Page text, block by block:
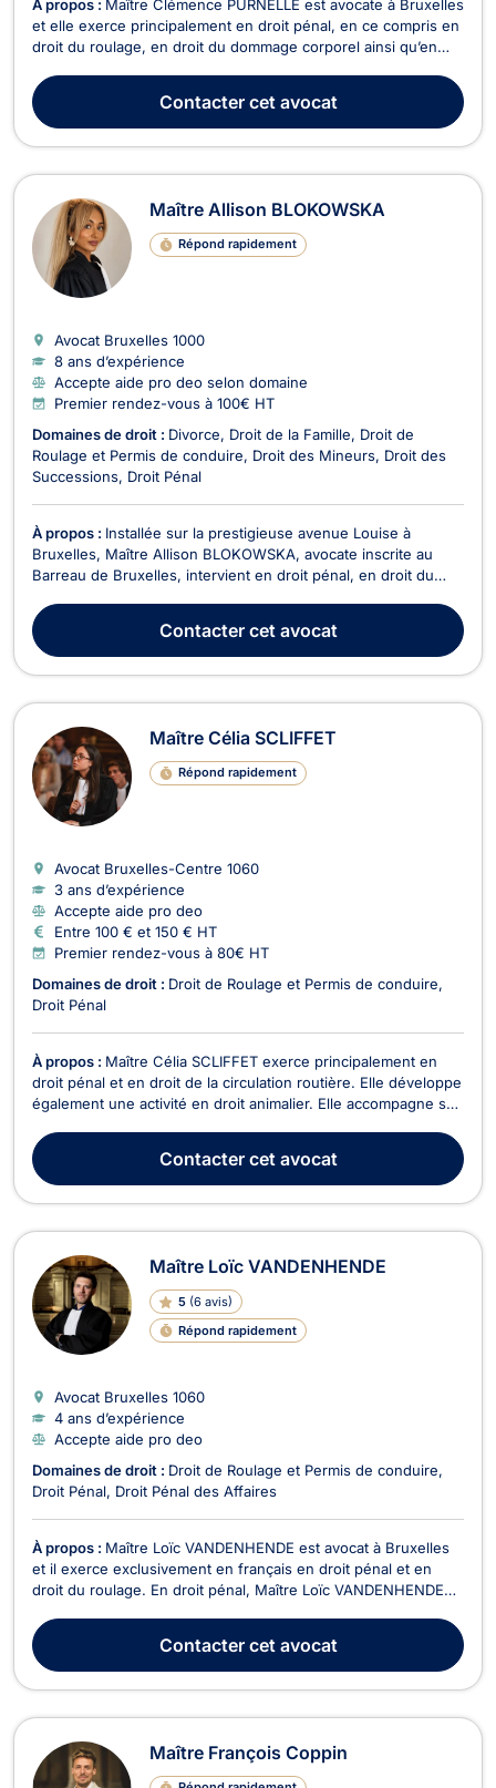
À propos : Maître Clémence PURNELLE est avocate à Bruxelles
et elle exerce principalement en droit pénal, en ce compris en
droit du roulage, en droit du dommage corporel ainsi qu’en
représente devant le Tribunal correctionnel, la Cour d'Appel
ou encore devant la Cour d'Assises...
Contactercet avocat
Maître Allison BLOKOWSKA
Répond rapidement
Avocat Bruxelles 1000
8 ans d’expérience
Accepte aide pro deo selon domaine
Premier rendez-vous à 100€ HT
Domaines de droit : Divorce Droit de la Famille
Droit de
Roulage et Permis de conduire
Droit des Mineurs Droit des
Successions Droit Pénal
À propos : Installée sur la prestigieuse avenue Louise à
Bruxelles, Maître Allison BLOKOWSKA, avocate inscrite au
Barreau de Bruxelles, intervient en droit pénal, en droit du
divorce ainsi qu'en droit de la jeunesse. Diplômée d'un master
en droit obtenu avec grande distinc...
Contactercet avocat
Maître Célia SCLIFFET
Répond rapidement
Avocat Bruxelles-Centre 1060
3 ans d’expérience
Accepte aide pro deo
Entre 100 € et 150 € HT
Premier rendez-vous à 80€ HT
Domaines de droit : Droit de Roulage et Permis de conduire
Droit Pénal
À propos : Maître Célia SCLIFFET exerce principalement en
droit pénal et en droit de la circulation routière. Elle développe
également une activité en droit animalier. Elle accompagne ses
auditions et l'enquête jusqu'à la comparution devant les
juridictions d'instruction ou ...
Contactercet avocat
Maître Loïc VANDENHENDE
5 (6 avis)
Répond rapidement
Avocat Bruxelles 1060
4 ans d’expérience
Accepte aide pro deo
Domaines de droit : Droit de Roulage et Permis de conduire
Droit Pénal Droit Pénal des Affaires
À propos : Maître Loïc VANDENHENDE est avocat à Bruxelles
et il exerce exclusivement en français en droit pénal et en
droit du roulage. En droit pénal, Maître Loïc VANDENHENDE
que les victimes d'infractions. Il accompagne ses clients à
toutes les étapes de la procédure pénal...
Contactercet avocat
Maître François Coppin